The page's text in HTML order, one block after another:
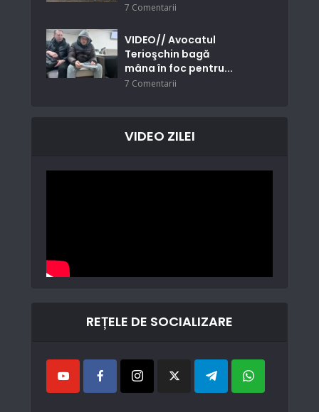
7 Comentarii
VIDEO// Avocatul
Terioşchin bagă
mâna în foc pentru...
7 Comentarii
VIDEO ZILEI
REȚELE DE SOCIALIZARE